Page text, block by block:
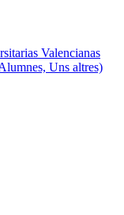
Valencianas
Uns altres)